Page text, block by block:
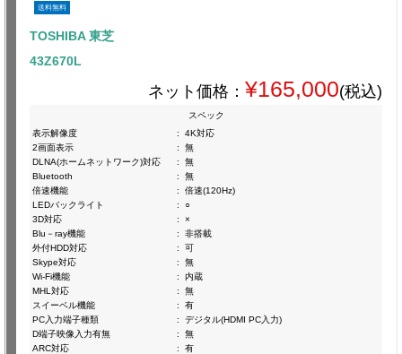
送料無料
TOSHIBA 東芝
43Z670L
ネット価格： ¥165,000(税込)
スペック
表示解像度
:
4K対応
2画面表示
:
無
DLNA(ホームネットワーク)対応
:
無
Bluetooth
:
無
倍速機能
:
倍速(120Hz)
LEDバックライト
:
○
3D対応
:
×
Blu－ray機能
:
非搭載
外付HDD対応
:
可
Skype対応
:
無
Wi-Fi機能
:
内蔵
MHL対応
:
無
スイーベル機能
:
有
PC入力端子種類
:
デジタル(HDMI PC入力)
D端子映像入力有無
:
無
ARC対応
:
有